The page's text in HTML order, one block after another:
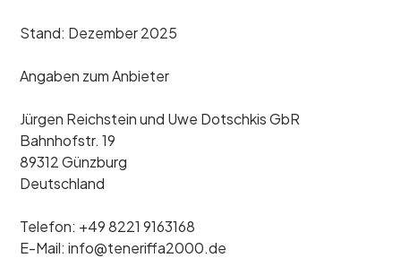
Stand: Dezember 2025
Angaben zum Anbieter
Jürgen Reichstein und Uwe Dotschkis GbR
Bahnhofstr. 19
89312 Günzburg
Deutschland
Telefon: +49 8221 9163168
E-Mail: info@teneriffa2000.de